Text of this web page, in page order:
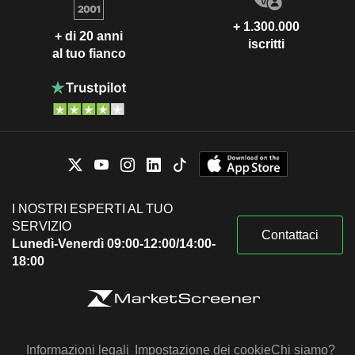
+ di 20 anni
al tuo fianco
+ 1.300.000
iscritti
I NOSTRI ESPERTI AL TUO
SERVIZIO
Lunedì-Venerdì 09:00-12:00/14:00-
18:00
Contattaci
Informazioni legali Impostazione dei cookieChi siamo?